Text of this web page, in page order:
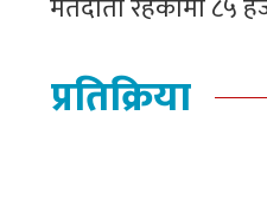
मतदाता रहेकोमा ८५
प्रतिक्रिया